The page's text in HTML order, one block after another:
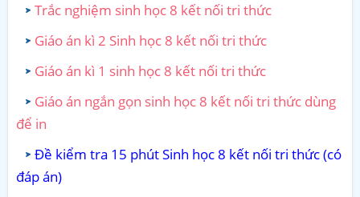
Trắc nghiệm sinh học 8 kết nối tri thức
Giáo án kì 2 Sinh học 8 kết nối tri thức
Giáo án kì 1 sinh học 8 kết nối tri thức
Giáo án ngắn gọn sinh học 8 kết nối tri thức dùng
để in
Đề kiểm tra 15 phút Sinh học 8 kết nối tri thức (có
đáp án)